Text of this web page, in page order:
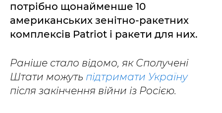
потрібно щонайменше 10
американських зенітно-ракетних
комплексів Patriot і ракети для них.
Раніше стало відомо, як Сполучені
Штати можуть підтримати Україну
після закінчення війни із Росією.